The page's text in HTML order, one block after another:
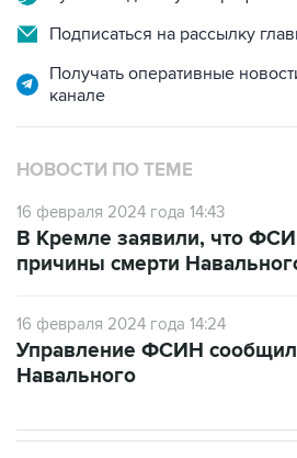
Получать оперативные
НОВОСТИ ПО ТЕМЕ
16 февраля 2024 года 14:43
причины смерти Навального
16 февраля 2024 года 14:24
Навального